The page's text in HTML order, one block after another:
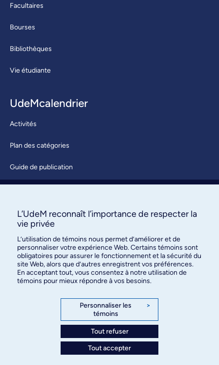
Facultaires
Bourses
Bibliothèques
Vie étudiante
UdeMcalendrier
Activités
Plan des catégories
Guide de publication
À propos / Nous joindre
des relations publiques
3744, rue Jean-Brillant, bureau 490
Montréal (Québec) H3T 1P1
L’UdeM reconnaît l’importance de respecter la
vie privée
L’utilisation de témoins nous permet d’améliorer et de
personnaliser votre expérience Web. Certains témoins sont
obligatoires pour assurer le fonctionnement et la sécurité du
site Web, alors que d’autres enregistrent vos préférences.
En acceptant tout, vous consentez à notre utilisation de
témoins pour mieux répondre à vos besoins.
Personnaliser les
témoins
>
Tout refuser
Tout accepter